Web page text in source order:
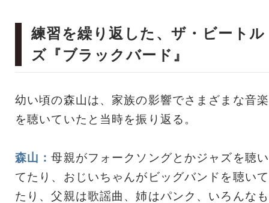
練習を繰り返した、ザ・ビートル
ズ『ブラックバード』
幼い頃の森山は、家族の影響でさまざまな音楽
を聴いていたと当時を振り返る。
森山：母親がフォークソングとかジャズを聴い
てたり、おじいちゃんがビッグバンドを聴いて
たり、父親は歌謡曲、姉はパンク、いろんなも